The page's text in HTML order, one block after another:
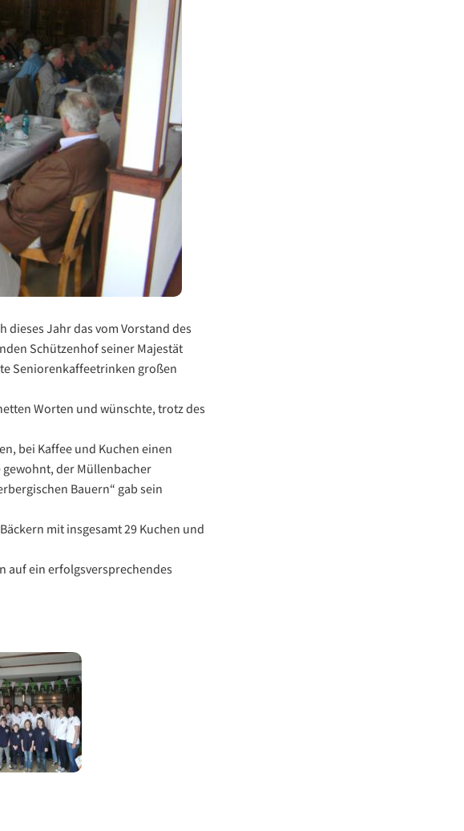
dieses Jahr das vom Vorstand des
Schützenhof seiner Majestät
Seniorenkaffeetrinken großen
Worten und wünschte, trotz des
bei Kaffee und Kuchen einen
der Müllenbacher
Bauern“ gab sein
mit insgesamt 29 Kuchen und
auf ein erfolgsversprechendes